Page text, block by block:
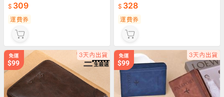
309
運費券
皮夾男士
328
運費券